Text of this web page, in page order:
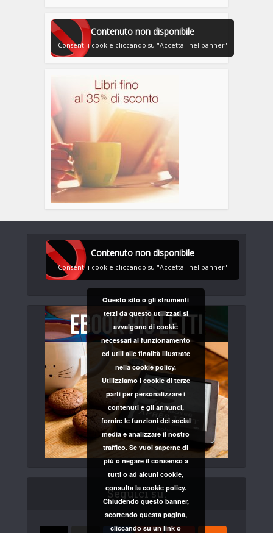
Contenuto non disponibile
Consenti i cookie cliccando su "Accetta" nel banner"
Contenuto non disponibile
Consenti i cookie cliccando su "Accetta" nel banner"
Seguici su:
Questo sito o gli strumenti
terzi da questo utilizzati si
avvalgono di cookie
necessari al funzionamento
ed utili alle finalità illustrate
nella cookie policy.
Utilizziamo i cookie di terze
parti per personalizzare i
contenuti e gli annunci,
fornire le funzioni dei social
media e analizzare il nostro
traffico. Se vuoi saperne di
più o negare il consenso a
tutti o ad alcuni cookie,
consulta la cookie policy.
Chiudendo questo banner,
scorrendo questa pagina,
cliccando su un link o